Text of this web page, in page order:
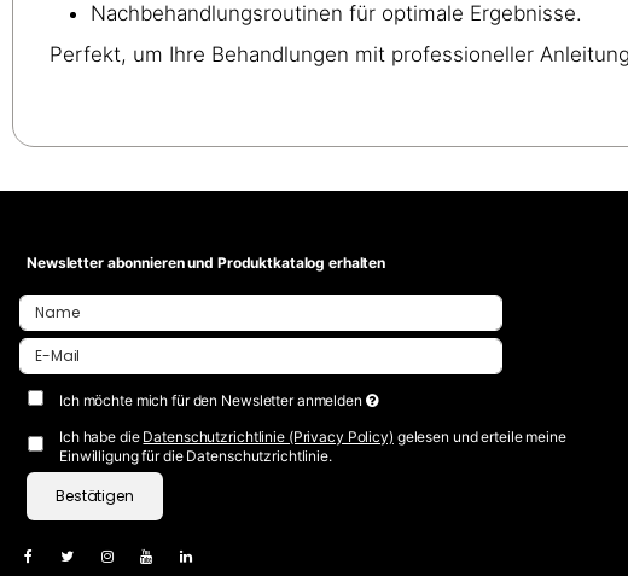
Nachbehandlungsroutinen für optimale Ergebnisse.
Perfekt, um Ihre Behandlungen mit professioneller
Newsletter abonnieren und Produktkatalog erhalten
Ich möchte mich für den Newsletter anmelden
Ich habe die Datenschutzrichtlinie (Privacy Policy) gelesen und erteile meine
Einwilligung für die Datenschutzrichtlinie.
Bestätigen